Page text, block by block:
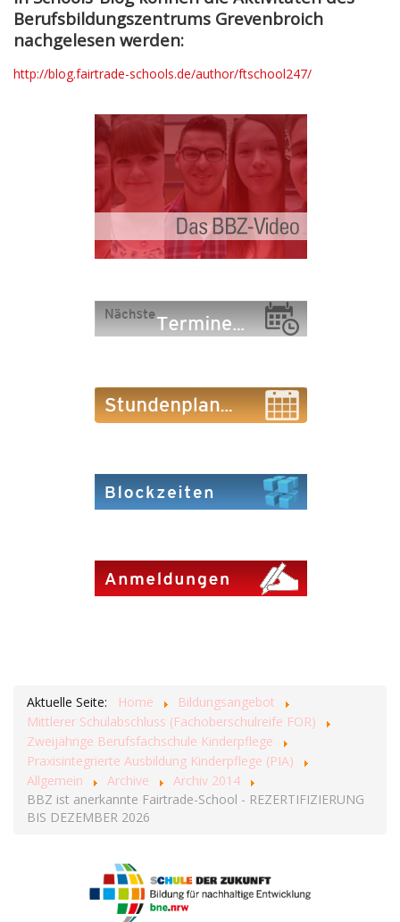
Berufsbildungszentrums Grevenbroich
nachgelesen werden:
http://blog.fairtrade-schools.de/author/ftschool247/
Aktuelle Seite: Home
Bildungsangebot
Mittlerer Schulabschluss (Fachoberschulreife FOR)
Zweijährige Berufsfachschule Kinderpflege
Praxisintegrierte Ausbildung Kinderpflege (PIA)
Allgemein
Archive
Archiv 2014
BBZ ist anerkannte Fairtrade-School - REZERTIFIZIERUNG
BIS DEZEMBER 2026